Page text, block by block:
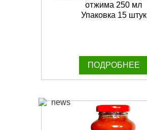
отжима 250 мл
Упаковка 15 штук
ПОДРОБНЕЕ